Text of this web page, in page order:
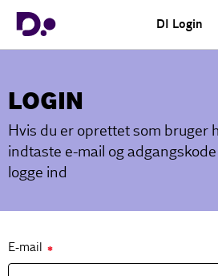
DI Login
LOGIN
Hvis du er oprettet som bruger
indtaste e-mail og
logge ind
E-mail ✱